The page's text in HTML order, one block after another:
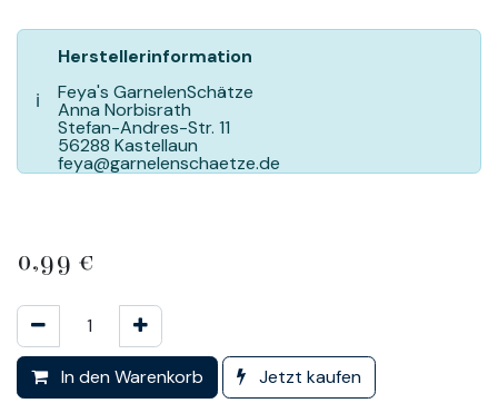
ℹ️
Herstellerinformation
Feya's GarnelenSchätze
Anna Norbisrath
Stefan-Andres-Str. 11
56288 Kastellaun
feya@garnelenschaetze.de
0,99 €
In den Warenkorb Jetzt kaufen